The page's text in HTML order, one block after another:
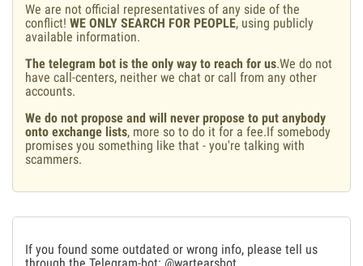
We are not official representatives of any side of the
conflict! WE ONLY SEARCH FOR PEOPLE, using publicly
available information.
The telegram bot is the only way to reach for us.We do not
have call-centers, neither we chat or call from any other
accounts.
We do not propose and will never propose to put anybody
onto exchange lists, more so to do it for a fee.If somebody
promises you something like that - you're talking with
scammers.
If you found some outdated or wrong info, please tell us